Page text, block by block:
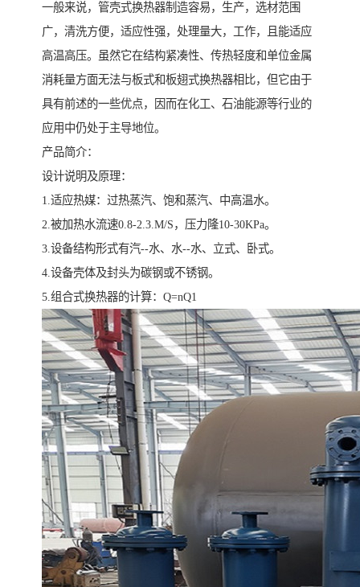
一般来说，管壳式换热器制造容易，生产，选材范围
广，清洗方便，适应性强，处理量大，工作，且能适应
高温高压。虽然它在结构紧凑性、传热轻度和单位金属
消耗量方面无法与板式和板翅式换热器相比，但它由于
具有前述的一些优点，因而在化工、石油能源等行业的
应用中仍处于主导地位。
产品简介：
设计说明及原理：
1.适应热媒：过热蒸汽、饱和蒸汽、中高温水。
2.被加热水流速0.8-2.3.M/S，压力隆10-30KPa。
3.设备结构形式有汽--水、水--水、立式、卧式。
4.设备壳体及封头为碳钢或不锈钢。
5.组合式换热器的计算：Q=nQ1